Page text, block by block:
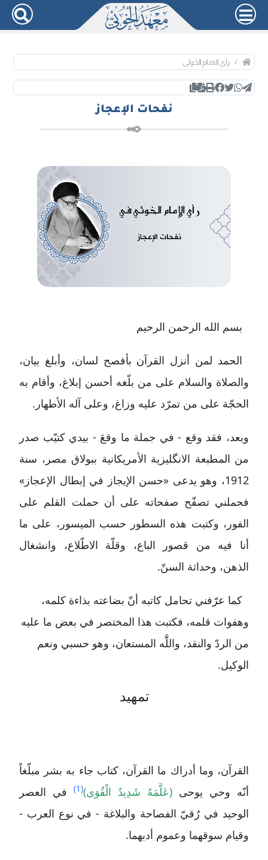
رای الامام الخوئی
نفحات الإعجاز
بسم الله الرحمن الرحيم
الحمد لمن أنزل القرآن بأفصح لسان، وأبلغ بيان،
والصلاة والسلام على من بلّغه أحسن إبلاغ، وأقام به
الحجّة على من تمرّد عليه وزاغ، وعلى آله الأطهار.
وبعد، فقد وقع - في جملة ما وقعَ - بيدي كتيّب صدر
من المطبعة الانگليزية الأمريكانية ببولاق مصر، سنة
1912، وهو يدعى «حسن الإيجاز في إبطال الإعجاز»
فحملني تصفّح صفحاته على أن حملت القلم على
الفور، وكتبت هذه السطور حسب الميسور، على ما
أنا فيه من قصور الباع، وقلّة الاطّلاع، وانشغال
الذهن، وحداثة السنّ.
كما عرّفني تحامل كاتبه أنّ بضاعته بذاءة كلمه،
وهفوات قلمه، فكتبت هذا المختصر في بعض ما عليه
من الردّ والنقد، واللََّه المستعان، وهو حسبي ونعم
الوكيل.
تمهيد
القرآن، وما أدراك ما القرآن، كتاب جاء به بشر مبلّغاً
أنّه وحي يوحى (عَلَّمَهُ شَدِيدُ الْقُوَى)(1)
في العصر
الوحيد في رُقيّ الفصاحة والبلاغة - في نوع العرب -
وقيام سوقهما وعموم أدبهما.